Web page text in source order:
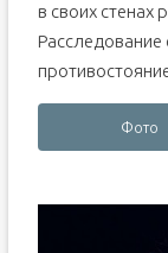
в своих стенах
Расследование
Фото